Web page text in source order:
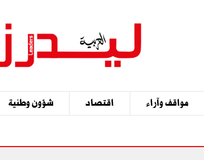
مواقف وآراء اقتصاد شؤون وطنية